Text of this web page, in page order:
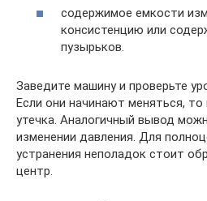
содержимое емкости
консистенцию или
пузырьков.
Заведите машину и проверьте
Если они начинают меняться, то
утечка. Аналогичный вывод
изменении давления. Для
устранения неполадок стоит
центр.